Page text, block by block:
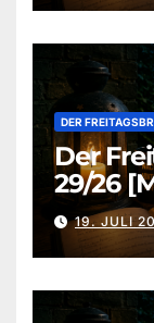
DER
Der
29/26
19. JULI